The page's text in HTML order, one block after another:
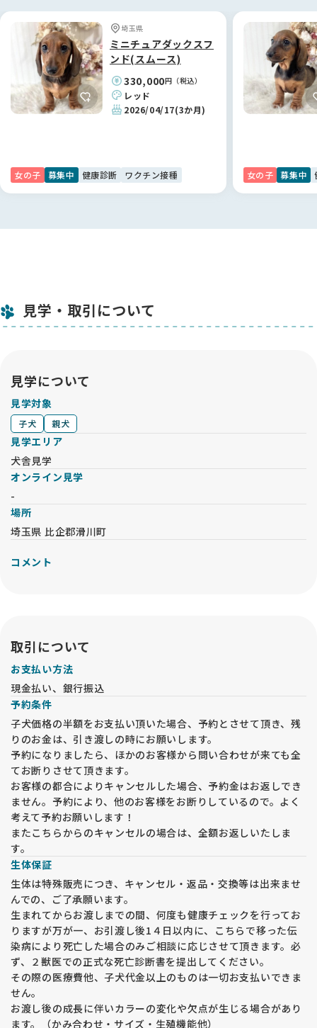
情報が細かく掲載されており、比較検討がしやすかったです。
何より第三者からの客観的な評価が確認できるため、安心して
コンタクトを取ることができました。
素敵なご縁を繋いでいただき、本当にありがとうございまし
た！🐶
埼玉県
ミニチュアダックスフ
ンド(スムース)
330,000円（税込）
レッド
2026/04/17(3か月)
女の子 募集中 健康診断 ワクチン接種 女の子 募集中
見学・取引について
見学について
見学対象
子犬 親犬
見学エリア
犬舎見学
オンライン見学
-
場所
埼玉県 比企郡滑川町
コメント
取引について
お支払い方法
現金払い、銀行振込
予約条件
子犬価格の半額をお支払い頂いた場合、予約とさせて頂き、残
りのお金は、引き渡しの時にお願いします。
予約になりましたら、ほかのお客様から問い合わせが来ても全
てお断りさせて頂きます。
お客様の都合によりキャンセルした場合、予約金はお返しでき
ません。予約により、他のお客様をお断りしているので。よく
考えて予約お願いします！
またこちらからのキャンセルの場合は、全額お返しいたしま
す。
生体保証
生体は特殊販売につき、キャンセル・返品・交換等は出来ませ
んでの、ご了承願います。
生まれてからお渡しまでの間、何度も健康チェックを行ってお
りますが万が一、お引渡し後1４日以内に、こちらで移った伝
染病により死亡した場合のみご相談に応じさせて頂きます。必
ず、２獣医での正式な死亡診断書を提出してください。
その際の医療費他、子犬代金以上のものは一切お支払いできま
せん。
お渡し後の成長に伴いカラーの変化や欠点が生じる場合があり
ます。（かみ合わせ・サイズ・生殖機能他）